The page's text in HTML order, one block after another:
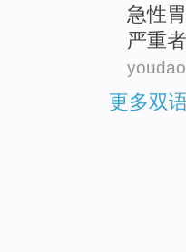
急性
严重者
youdao
更多双